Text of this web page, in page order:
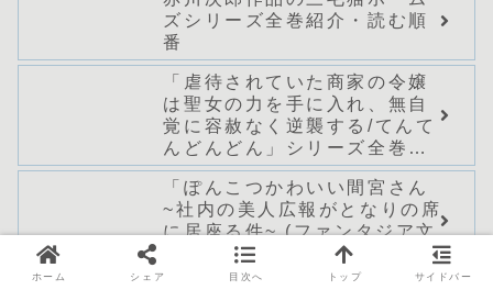
ズシリーズ全巻紹介・読む順
番
「虐待されていた商家の令嬢
は聖女の力を手に入れ、無自
覚に容赦なく逆襲する/てんて
んどんどん」シリーズ全巻の
あらすじ・感想
「ぽんこつかわいい間宮さん
~社内の美人広報がとなりの席
に居座る件~ (ファンタジア文
庫)/小狐ミナト」シリーズ全巻
のあらすじ・感想
ホーム シェア 目次へ トップ サイドバー